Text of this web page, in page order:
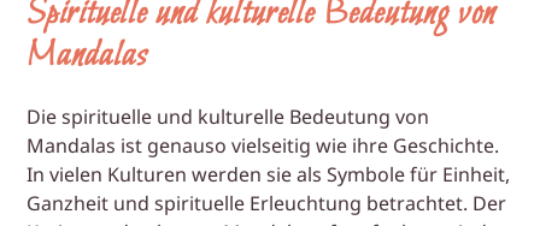
Spirituelle und kulturelle Bedeutung von
Mandalas
Die spirituelle und kulturelle Bedeutung von
Mandalas ist genauso vielseitig wie ihre Geschichte.
In vielen Kulturen werden sie als Symbole für Einheit,
Ganzheit und spirituelle Erleuchtung betrachtet. Der